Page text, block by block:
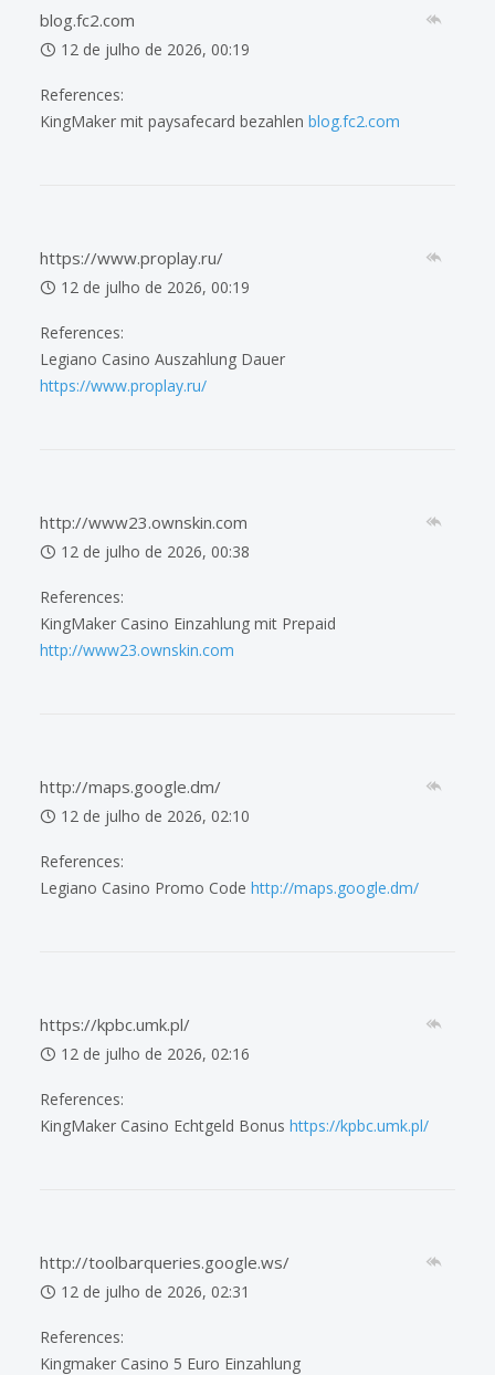
blog.fc2.com
12 de julho de 2026, 00:19
References:
KingMaker mit paysafecard bezahlen blog.fc2.com
https://www.proplay.ru/
12 de julho de 2026, 00:19
References:
Legiano Casino Auszahlung Dauer
https://www.proplay.ru/
http://www23.ownskin.com
12 de julho de 2026, 00:38
References:
KingMaker Casino Einzahlung mit Prepaid
http://www23.ownskin.com
http://maps.google.dm/
12 de julho de 2026, 02:10
References:
Legiano Casino Promo Code http://maps.google.dm/
https://kpbc.umk.pl/
12 de julho de 2026, 02:16
References:
KingMaker Casino Echtgeld Bonus https://kpbc.umk.pl/
http://toolbarqueries.google.ws/
12 de julho de 2026, 02:31
References:
Kingmaker Casino 5 Euro Einzahlung